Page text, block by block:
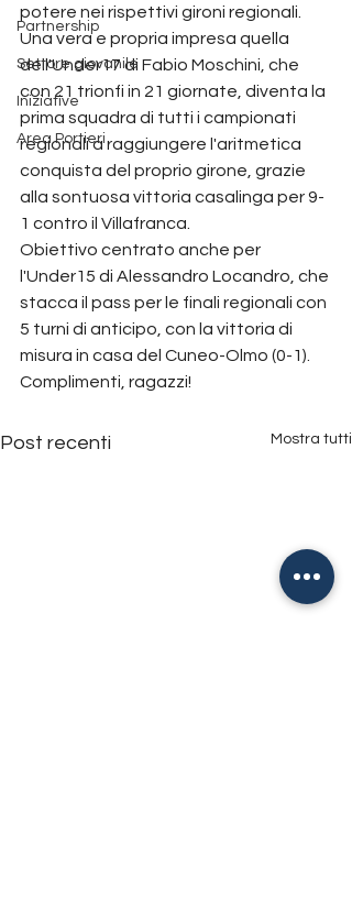
Partnership
Settore giovanile
Iniziative
Area Portieri
potere nei rispettivi gironi regionali.
Una vera e propria impresa quella
dell'Under17 di Fabio Moschini, che
con 21 trionfi in 21 giornate, diventa la
prima squadra di tutti i campionati
regionali a raggiungere l'aritmetica
conquista del proprio girone, grazie
alla sontuosa vittoria casalinga per 9-
1 contro il Villafranca.
Obiettivo centrato anche per
l'Under15 di Alessandro Locandro, che
stacca il pass per le finali regionali con
5 turni di anticipo, con la vittoria di
misura in casa del Cuneo-Olmo (0-1).
Complimenti, ragazzi!
Post recenti Mostra tutti